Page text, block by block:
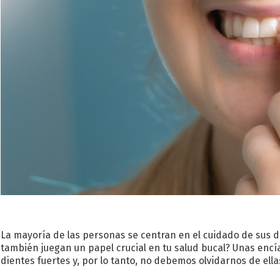
La mayoría de las personas se centran en el cuidado de sus
también juegan un papel crucial en tu salud bucal? Unas
dientes fuertes y, por lo tanto, no debemos olvidarnos de